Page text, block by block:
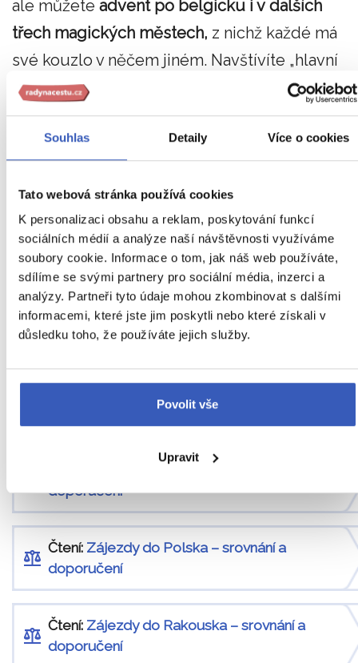
Souhlas Detaily Více o cookies
Tato webová stránka používá cookies
K personalizaci obsahu a reklam, poskytování funkcí
sociálních médií a analýze naší návštěvnosti využíváme
soubory cookie. Informace o tom, jak náš web používáte,
sdílíme se svými partnery pro sociální média, inzerci a
analýzy. Partneři tyto údaje mohou zkombinovat s dalšími
informacemi, které jste jim poskytli nebo které získali v
důsledku toho, že používáte jejich služby.
Povolit vše
Upravit
ale můžete advent po belgicku i v dalších
třech magických městech, z nichž každé má
své kouzlo v něčem jiném. Navštívíte „hlavní
město Evropy“ Brusel, Antverpy Paula
Rubense, projedete se lodí po říčním kanálu
středověkého Bruggy a nevynecháte ani
Tip:
Místo svařáku a klobásy na trzích v
ochutnejte radějibelgické pivoa čokoládu.
Anebo třeba čokoládové pivo.
Čtení:Zájezdy do Rakouska – srovnání a
doporučení
Zájezdy do Německa – srovnání a
doporučení
Čtení: Zájezdy do Polska – srovnání a
doporučení
Čtení: Zájezdy do Rakouska – srovnání a
doporučení